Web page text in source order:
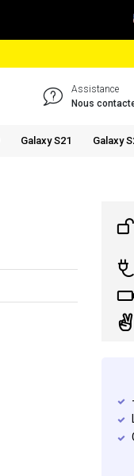
Assistance
Nous
Galaxy S21 Galaxy